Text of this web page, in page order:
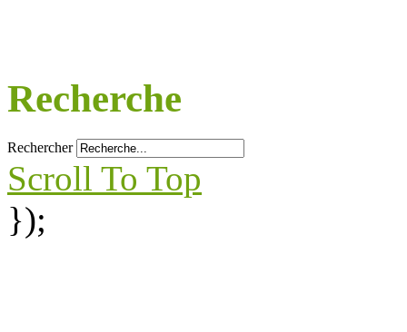
Recherche
Rechercher
Scroll To Top
});